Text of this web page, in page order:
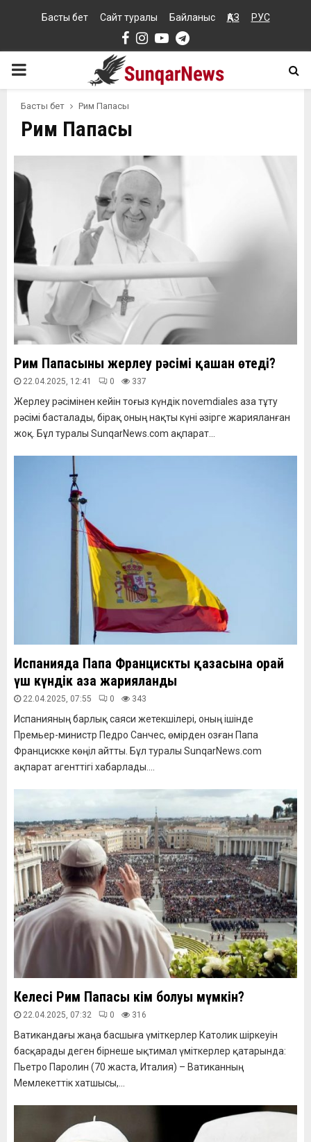
Басты бет Сайт туралы Байланыс ҚАЗ РУС
Facebook
Instagram
YoutubeTelegram
PRIMARY
MENU
Басты бет Рим Папасы
Рим Папасы
Рим Папасының жерлеу рәсімі қашан өтеді?
22.04.2025, 12:41 0 337
Жерлеу рәсімінен кейін тоғыз күндік novemdiales аза тұту
рәсімі басталады, бірақ оның нақты күні әзірге жарияланған
жоқ. Бұл туралы SunqarNews.com ақпарат...
Испанияда Папа Францисктың қазасына орай
үш күндік аза жарияланды
22.04.2025, 07:55 0 343
Испанияның барлық саяси жетекшілері, оның ішінде
Премьер-министр Педро Санчес, өмірден озған Папа
Францискке көңіл айтты. Бұл туралы SunqarNews.com
ақпарат агенттігі хабарлады....
Келесі Рим Папасы кім болуы мүмкін?
22.04.2025, 07:32 0 316
Ватикандағы жаңа басшыға үміткерлер Католик шіркеуін
басқарады деген бірнеше ықтимал үміткерлер қатарында:
Пьетро Паролин (70 жаста, Италия) – Ватиканның
Мемлекеттік хатшысы,...